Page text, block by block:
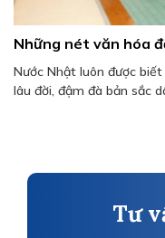
Những nét văn hóa
Nước Nhật luôn được
lâu đời, đậm đà bản sắc
Tư